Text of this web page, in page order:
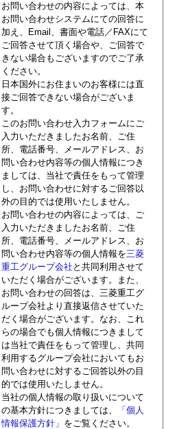
お問い合わせの内容によっては、本
お問い合わせシステムにての回答に
加え、Email、書面や電話／FAXにて
ご回答させて頂く場合や、ご回答で
きない場合もございますのでご了承
ください。
日本国外にお住まいのお客様には直
接ご回答できない場合がございま
す。
このお問い合わせ入力フォームにご
入力いただきましたお名前、ご住
所、電話番号、メールアドレス、お
問い合わせ内容等の個人情報につき
ましては、当社で責任をもって管理
し、お問い合わせに対するご回答以
外の目的では使用いたしません。
お問い合わせの内容によっては、ご
入力いただきましたお名前、ご住
所、電話番号、メールアドレス、お
問い合わせ内容等の個人情報を三菱
重工グループ会社 と共同利用させて
いただく場合がございます。また、
お問い合わせの回答は、三菱重工グ
ループ会社より直接返信させていた
だく場合がございます。なお、これ
らの場合でも個人情報につきまして
は当社で責任をもって管理し、共同
利用するグループ会社においてもお
問い合わせに対するご回答以外の目
的では使用いたしません。
当社の個人情報の取り扱いについて
の基本方針につきましては、
「個人
情報保護方針」 をご覧ください。